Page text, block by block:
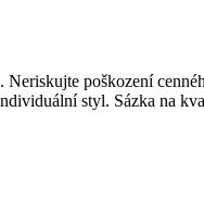
poškození
styl. Sázka na